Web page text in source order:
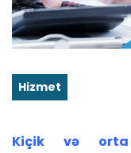
Hizmet
Kiçik və orta